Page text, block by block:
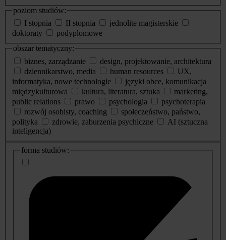
poziom studiów:
I stopnia
II stopnia
jednolite magisterskie
doktoraty
podyplomowe
obszar tematyczny:
biznes, zarządzanie
design, projektowanie, architektura
dziennikarstwo, media
human resources
UX,
informatyka, nowe technologie
języki obce, komunikacja
międzykulturowa
kultura, literatura, sztuka
marketing,
public relations
prawo psychologia
psychoterapia
rozwój osobisty, coaching
społeczeństwo, państwo,
polityka
zdrowie, zaburzenia psychiczne
AI (sztuczna
inteligencja)
dodatkowe
informacje
forma studiów: